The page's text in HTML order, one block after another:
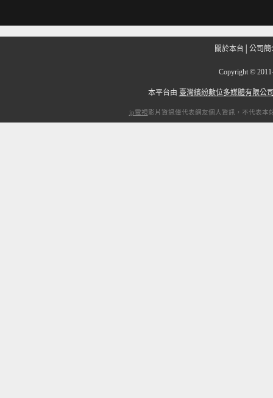
關於本台 公司簡
Copyright ©
本平台由 臺灣繽紛數位多媒體有限公
ip電視影片資訊僅代表網友個人資訊，不代表本